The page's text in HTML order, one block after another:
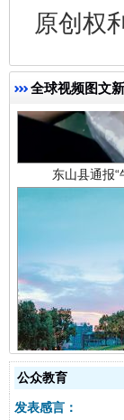
原创权
全球视频图文
千
公众教育
发表感言：